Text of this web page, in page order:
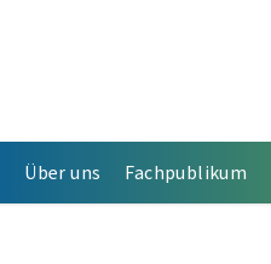
Über uns Fachpublikum